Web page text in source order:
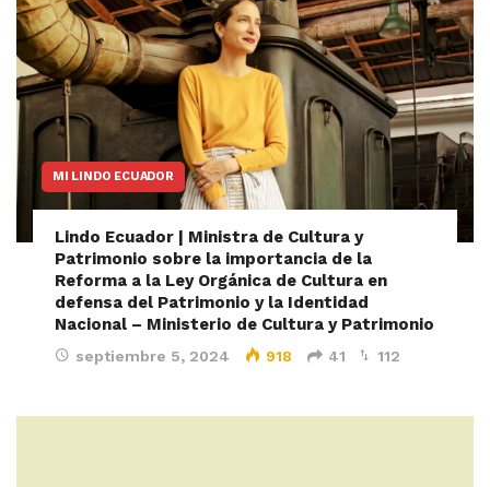
MI LINDO ECUADOR
Lindo Ecuador | Ministra de Cultura y
Patrimonio sobre la importancia de la
Reforma a la Ley Orgánica de Cultura en
defensa del Patrimonio y la Identidad
Nacional – Ministerio de Cultura y Patrimonio
septiembre 5, 2024 918 41 112